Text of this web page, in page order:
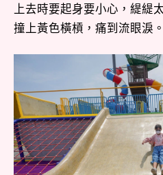
上去時要起身要小心，緹緹
撞上黃色橫槓，痛到流眼淚。